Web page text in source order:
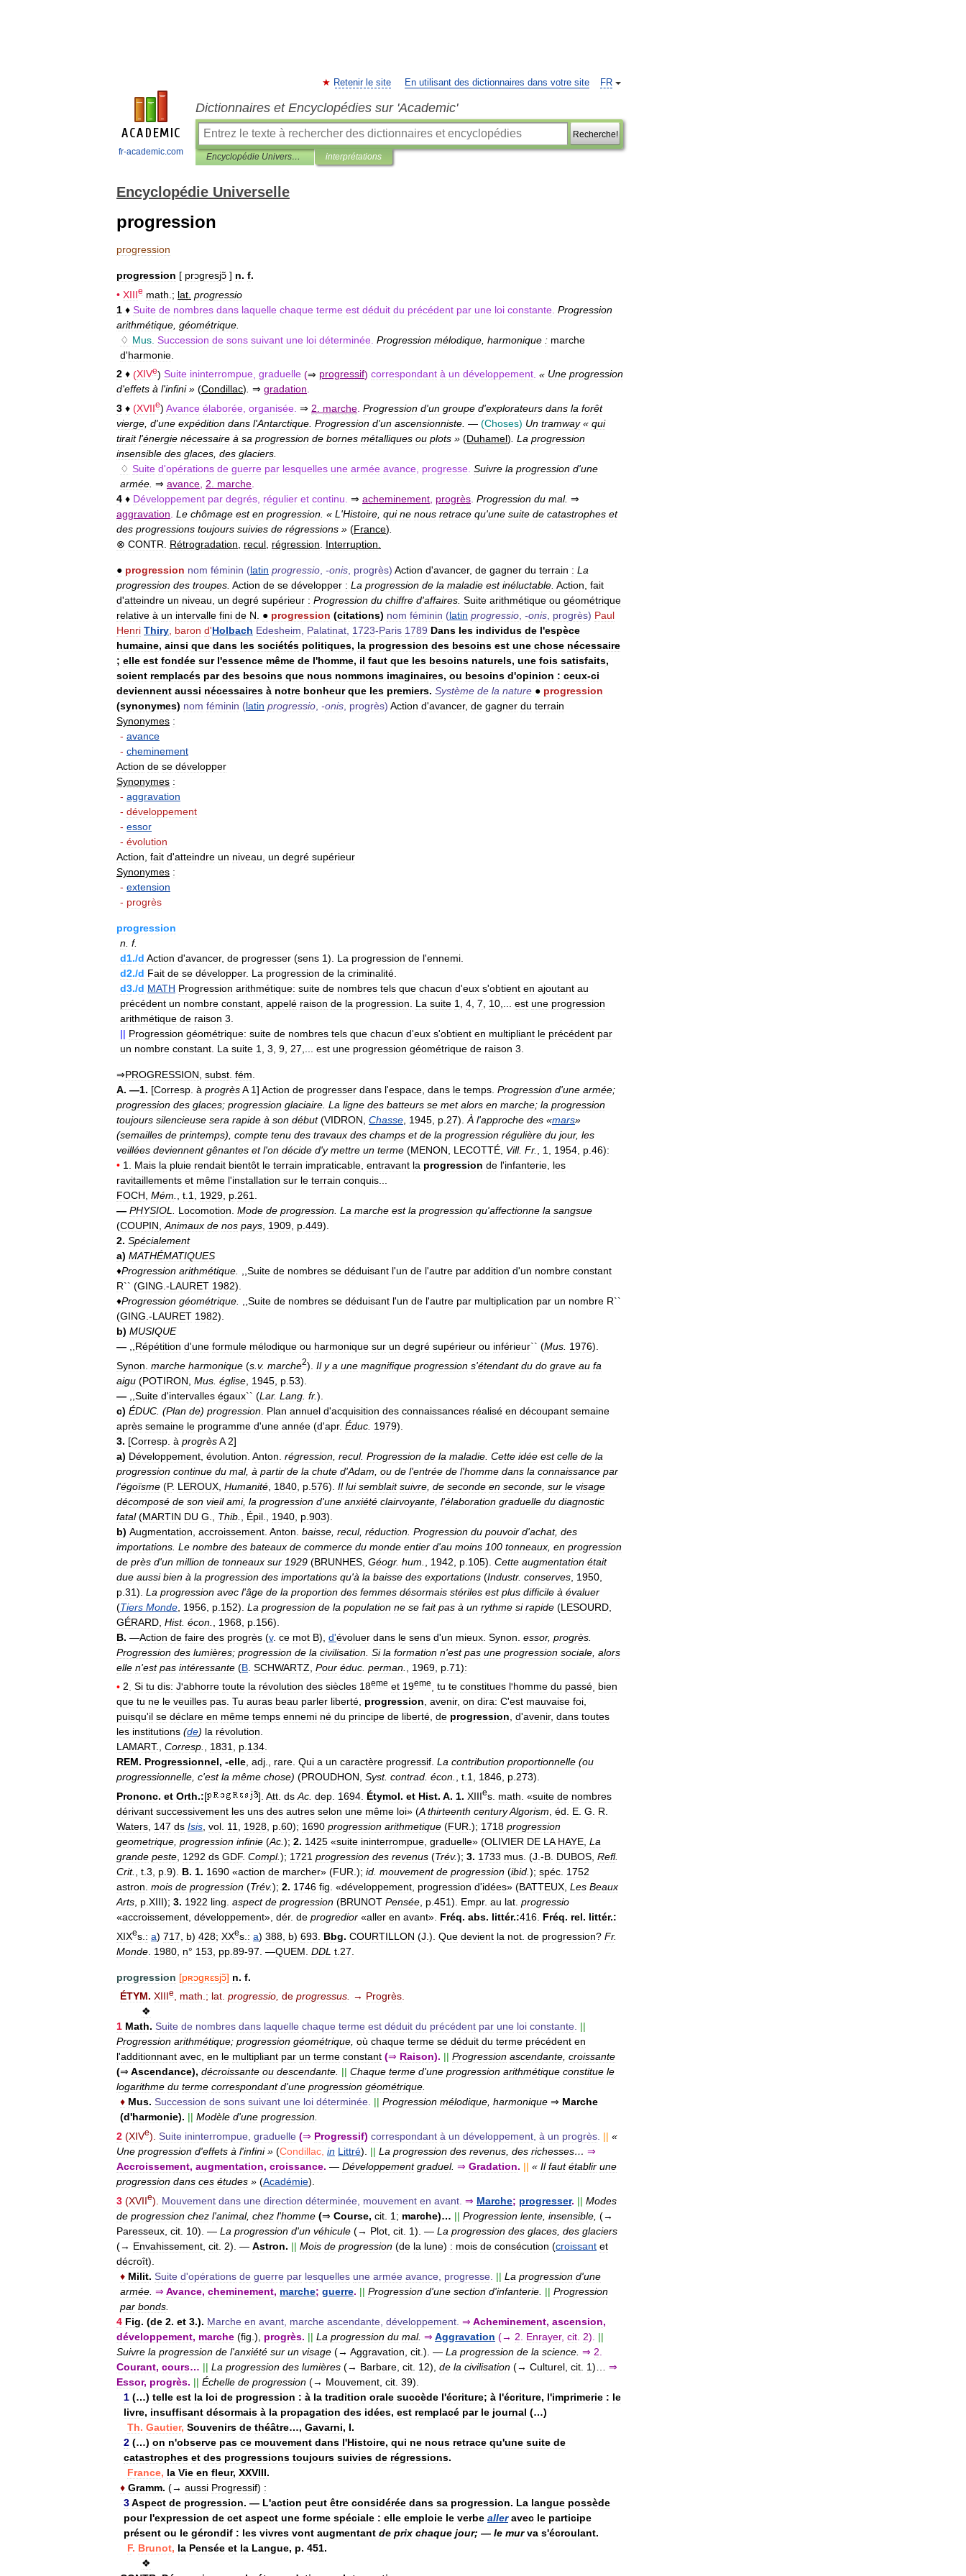
fr-academic.com
FR
Retenir le site En utilisant des dictionnaires dans votre site
Dictionnaires et Encyclopédies sur 'Academic'
Recherche!
Encyclopédie Universelle interprétations
Encyclopédie Universelle
progression
progression
progression [ prɔgresjɔ̃ ] n. f.
• XIIIe math .; lat progressio
1 ♦ Suite de nombres dans laquelle chaque terme est déduit du précédent par une loi constante Progression
arithmétique géométrique
♢ Mus Succession de sons suivant une loi déterminée Progression mélodique harmonique : marche
d'harmonie
2 ♦ (XIVe) Suite ininterrompue graduelle (⇒ progressif) correspondant à un développement « Une progression
d'effets à l'infini» (Condillac). ⇒ gradation.
3 ♦ (XVIIe) Avance élaborée organisée ⇒ 2 marche Progression d'un groupe d'explorateurs dans la forêt
vierge d'une expédition dans l'Antarctique Progression d'un ascensionniste — (Choses) Un tramway« qui
tirait l'énergie nécessaire à sa progression de bornes métalliques ou plots » (Duhamel) La progression
insensible des glaces des glaciers
♢ Suite d'opérations de guerre par lesquelles une armée avance progresse Suivre la progression d'une
armée ⇒ avance 2 marche
4 ♦ Développement par degrés régulier et continu ⇒ acheminement progrès Progression du mal. ⇒
aggravation Le chômage est en progression . « L 'Histoire qui ne nous retrace qu'une suite de catastrophes et
des progressions toujours suivies de régressions » (France)
⊗ CONTR Rétrogradation recul régression Interruption
● progression nom féminin (latin progressio -onis progrès) Action d'avancer, de gagner du terrain : La
progression des troupes Action de se développer : La progression de la maladie est inéluctable Action fait
d'atteindre un niveau un degré supérieur : Progression du chiffre d'affaires Suite arithmétique ou géométrique
relative à un intervalle fini de N ● progression (citations) nom féminin (latin progressio -onis progrès) Paul
Henri Thiry baron d'Holbach Edesheim Palatinat 1723-Paris 1789 Dans les individus de l'espèce
humaine, ainsi que dans les sociétés politiques, la progression des besoins est une chose nécessaire
; elle est fondée sur l'essence même de l'homme, il faut que les besoins naturels, une fois satisfaits,
soient remplacés par des besoins que nous nommons imaginaires, ou besoins d'opinion : ceux-ci
deviennent aussi nécessaires à notre bonheur que les premiers. Système de la nature ● progression
(synonymes) nom féminin (latin progressio -onis progrès) Action d'avancer, de gagner du terrain
Synonymes :
- avance
- cheminement
Action de se développer
Synonymes :
- aggravation
- développement
- essor
- évolution
Action fait d'atteindre un niveau un degré supérieur
Synonymes :
- extension
- progrès
progression
n f.
d1./d Action d'avancer, de progresser (sens 1). La progression de l'ennemi
d2./d Fait de se développer. La progression de la criminalité
d3./d MATH Progression arithmétique: suite de nombres tels que chacun d'eux s'obtient en ajoutant au
précédent un nombre constant appelé raison de la progression La suite 1 4 7 10 est une progression
arithmétique de raison 3
|| Progression géométrique: suite de nombres tels que chacun d'eux s'obtient en multipliant le précédent par
un nombre constant La suite 1 3 9 27 est une progression géométrique de raison 3
⇒PROGRESSION subst fém
A. —1. [Corresp à progrèsA 1] Action de progresser dans l'espace dans le temps Progression d'une armée;
progression des glaces; progression glaciaire La ligne des batteurs se met alors en marche; la progression
toujours silencieuse sera rapide à son début(VIDRON Chasse 1945 p 27). À l'approche des «mars»
(semailles de printemps), compte tenu des travaux des champs et de la progression régulière du jour, les
veillées deviennent gênantes et l'on décide d'y mettre un terme (MENON LECOTTÉ Vill. Fr. 1 1954 p 46):
• 1 Mais la pluie rendait bientôt le terrain impraticable entravant la progression de l'infanterie les
ravitaillements et même l'installation sur le terrain conquis
FOCH Mém t 1 1929 p 261
— PHYSIOL Locomotion Mode de progression La marche est la progression qu'affectionne la sangsue
(COUPIN Animaux de nos pays 1909 p 449).
2. Spécialement
a) MATHÉMATIQUES
♦Progression arithmétique Suite de nombres se déduisant l'un de l'autre par addition d'un nombre constant
R`` (GING .-LAURET 1982).
♦Progression géométrique Suite de nombres se déduisant l'un de l'autre par multiplication par un nombre R``
(GING .-LAURET 1982).
b) MUSIQUE
—
Répétition d'une formule mélodique ou harmonique sur un degré supérieur ou inférieur`` (Mus 1976).
Synon marche harmonique (s v. marche2). Il y a une magnifique progression s'étendant du do grave au fa
aigu (POTIRON Mus église 1945 p 53).
—
Suite d'intervalles égaux`` (Lar. Lang fr.).
c) ÉDUC (Plan de) progression Plan annuel d'acquisition des connaissances réalisé en découpant semaine
après semaine le programme d'une année (d'apr. Éduc 1979).
3. [Corresp à progrèsA 2]
a) Développement évolution Anton régression recul. Progression de la maladie Cette idée est celle de la
progression continue du mal, à partir de la chute d'Adam ou de l'entrée de l'homme dans la connaissance par
l'égoïsme (P. LEROUX Humanité 1840 p 576). Il lui semblait suivre de seconde en seconde sur le visage
décomposé de son vieil ami, la progression d'une anxiété clairvoyante l'élaboration graduelle du diagnostic
fatal(MARTIN DU G Thib Épil 1940 p 903).
b) Augmentation accroissement Anton baisse recul, réduction Progression du pouvoir d'achat, des
importations Le nombre des bateaux de commerce du monde entier d'au moins 100 tonneaux en progression
de près d'un million de tonneaux sur 1929 (BRUNHES Géogr. hum 1942 p 105). Cette augmentation était
due aussi bien à la progression des importations qu'à la baisse des exportations (Industr. conserves 1950
p 31). La progression avec l'âge de la proportion des femmes désormais stériles est plus difficile à évaluer
(Tiers Monde 1956 p 152). La progression de la population ne se fait pas à un rythme si rapide (LESOURD
GÉRARD Hist. écon 1968 p 156).
B. —Action de faire des progrès (v. ce mot B), d'évoluer dans le sens d'un mieux Synon essor, progrès
Progression des lumières; progression de la civilisation Si la formation n'est pas une progression sociale alors
elle n'est pas intéressante (B SCHWARTZ Pour éduc perman 1969 p 71):
• 2 Si tu dis: J'abhorre toute la révolution des siècles 18eme et 19eme tu te constitues l'homme du passé bien
que tu ne le veuilles pas. Tu auras beau parler liberté, progression, avenir, on dira: C'est mauvaise foi,
puisqu'il se déclare en même temps ennemi né du principe de liberté, de progression, d'avenir, dans toutes
les institutions (de) la révolution.
LAMART., Corresp., 1831, p.134.
REM. Progressionnel, -elle, adj., rare. Qui a un caractère progressif. La contribution proportionnelle (ou
progressionnelle, c'est la même chose) (PROUDHON, Syst. contrad. écon., t.1, 1846, p.273).
Prononc. et Orth.:[ ]. Att ds Ac dep 1694 Étymol. et Hist. A. 1. XIIIes math . «suite de nombres
dérivant successivement les uns des autres selon une même loi» (A thirteenth centuryAlgorism éd E G R
Waters 147 ds Isis vol 11 1928 p 60); 1690 progression arithmetique (FUR .); 1718 progression
geometrique progression infinie (Ac ); 2. 1425 «suite ininterrompue graduelle» (OLIVIER DE LA HAYE La
grande peste 1292 ds GDF. Compl.); 1721 progression des revenus (Trév.); 3. 1733 mus . (J .-B DUBOS Refl.
Crit. t 3 p 9). B. 1. 1690 «action de marcher» (FUR .); id mouvement de progression (ibid ); spéc 1752
astron mois de progression (Trév.); 2. 1746 fig . «développement progression d'idées» (BATTEUX Les Beaux
Arts p XIII); 3. 1922 ling aspect de progression (BRUNOT Pensée p 451). Empr. au lat progressio
«accroissement développement», dér. de progredior «aller en avant». Fréq. abs. littér.:416 Fréq. rel. littér.:
XIXes : a) 717 b) 428; XXes : a) 388 b) 693 Bbg. COURTILLON (J .). Que devient la not de progression? Fr.
Monde 1980 n° 153 pp 89-97 . —QUEM DDL t 27
progression [pʀɔgʀɛsjɔ̃] n. f.
ÉTYM. XIIIe, math.; lat. progressio, de progressus. → Progrès.
❖
1 Math. Suite de nombres dans laquelle chaque terme est déduit du précédent par une loi constante. ||
Progression arithmétique; progression géométrique, où chaque terme se déduit du terme précédent en
l'additionnant avec, en le multipliant par un terme constant (⇒ Raison). || Progression ascendante, croissante
(⇒ Ascendance), décroissante ou descendante. || Chaque terme d'une progression arithmétique constitue le
logarithme du terme correspondant d'une progression géométrique.
♦ Mus. Succession de sons suivant une loi déterminée. || Progression mélodique, harmonique ⇒ Marche
(d'harmonie). || Modèle d'une progression.
2 (XIVe). Suite ininterrompue graduelle (⇒ Progressif) correspondant à un développement à un progrès || «
Une progression d'effets à l'infini» (Condillac in Littré). || La progression des revenus des richesses… ⇒
Accroissement, augmentation, croissance. — Développement graduel. ⇒ Gradation. || « Il faut établir une
progression dans ces études » (Académie).
3 (XVIIe). Mouvement dans une direction déterminée mouvement en avant ⇒ Marche; progresser. || Modes
de progression chez l'animal, chez l'homme (⇒ Course, cit 1 ; marche)… || Progression lente insensible (→
Paresseux cit 10). — La progression d'un véhicule (→ Plot cit 1). — La progression des glaces des glaciers
(→ Envahissement cit 2). — Astron. || Mois de progression (de la lune) : mois de consécution (croissant et
décroît).
♦ Milit. Suite d'opérations de guerre par lesquelles une armée avance progresse || La progression d'une
armée ⇒ Avance, cheminement, marche; guerre. || Progression d'une section d'infanterie || Progression
par bonds
4 Fig. (de 2. et 3.). Marche en avant marche ascendante développement ⇒ Acheminement, ascension,
développement, marche (fig .), progrès. || La progression du mal. ⇒ Aggravation (→ 2 Enrayer, cit 2).
||
Suivre la progression de l'anxiété sur un visage (→ Aggravation cit .). — La progression de la science ⇒ 2
Courant, cours… || La progression des lumières (→ Barbare cit 12), de la civilisation (→ Culturel cit 1)…
⇒
Essor, progrès. || Échelle de progression (→ Mouvement cit 39).
1 (…) telle est la loi de progression : à la tradition orale succède l'écriture; à l'écriture, l'imprimerie : le
livre, insuffisant désormais à la propagation des idées, est remplacé par le journal (…)
Th. Gautier, Souvenirs de théâtre…, Gavarni, I.
2 (…) on n'observe pas ce mouvement dans l'Histoire, qui ne nous retrace qu'une suite de
catastrophes et des progressions toujours suivies de régressions.
France, la Vie en fleur, XXVIII.
♦ Gramm. (→ aussi Progressif) :
3Aspect de progression. — L'action peut être considérée dans sa progression. La langue possède
pour l'expression de cet aspect une forme spéciale : elle emploie le verbe aller avec le participe
présent ou le gérondif : les vivres vont augmentant de prix chaque jour; — le mur va s'écroulant.
F. Brunot, la Pensée et la Langue, p. 451.
❖